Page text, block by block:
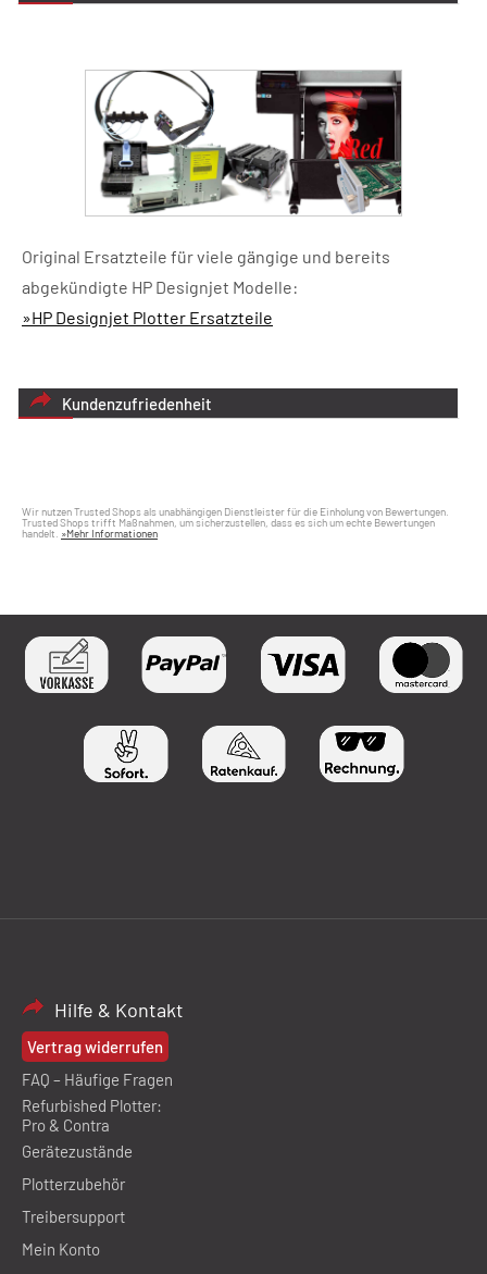
Original Ersatzteile für viele gängige und bereits
abgekündigte HP Designjet Modelle:
»HP Designjet Plotter Ersatzteile
Kundenzufriedenheit
Wir nutzen Trusted Shops als unabhängigen Dienstleister für die Einholung von Bewertungen.
Trusted Shops trifft Maßnahmen, um sicherzustellen, dass es sich um echte Bewertungen
handelt. »Mehr Informationen
Hilfe & Kontakt
Vertrag widerrufen
FAQ – Häufige Fragen
Refurbished Plotter:
Pro & Contra
Gerätezustände
Plotterzubehör
Treibersupport
Mein Konto